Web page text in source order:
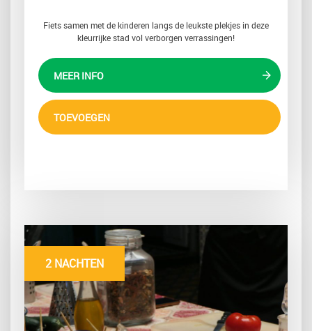
Fiets samen met de kinderen langs de leukste plekjes in deze
kleurrijke stad vol verborgen verrassingen!
MEER INFO
TOEVOEGEN
2 NACHTEN